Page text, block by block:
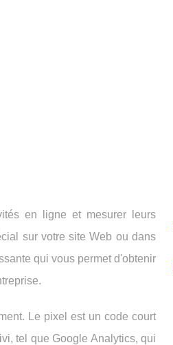
en ligne et mesurer leurs
sur votre site Web ou dans
qui vous permet d'obtenir
Le pixel est un code court
tel que Google Analytics, qui